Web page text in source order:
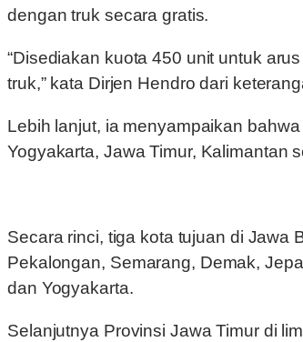
dengan truk secara gratis.
“Disediakan kuota 450 unit untuk
truk,” kata Dirjen Hendro dari
Lebih lanjut, ia menyampaikan
Yogyakarta, Jawa Timur, Kalimantan
Secara rinci, tiga kota tujuan di Jawa
Pekalongan, Semarang, Demak,
dan Yogyakarta.
Selanjutnya Provinsi Jawa Timur di